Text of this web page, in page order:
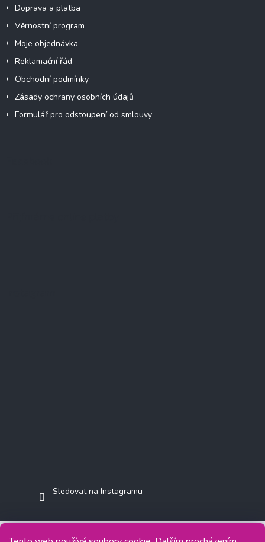
Doprava a platba
Věrnostní program
Moje objednávka
Reklamační řád
Obchodní podmínky
Zásady ochrany osobních údajů
Formulář pro odstoupení od smlouvy
Sledovat na Instagramu